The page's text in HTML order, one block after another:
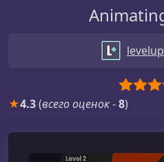
★4.3(всего оценок-8)